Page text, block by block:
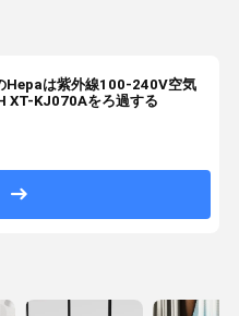
Hepaは紫外線100-240V空気
XT-KJ070Aをろ過する